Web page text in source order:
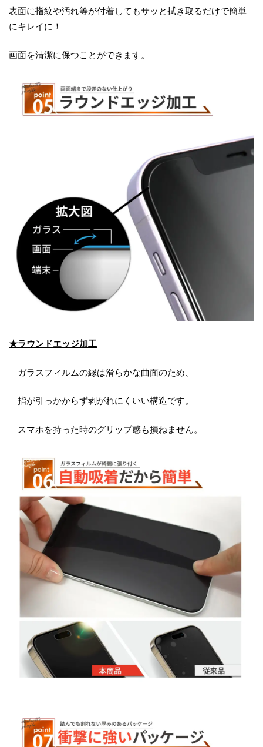
表面に指紋や汚れ等が付着してもサッと拭き取るだけで簡単
にキレイに！
画面を清潔に保つことができます。
★ラウンドエッジ加工
ガラスフィルムの縁は滑らかな曲面のため、
指が引っかからず剥がれにくいい構造です。
スマホを持った時のグリップ感も損ねません。